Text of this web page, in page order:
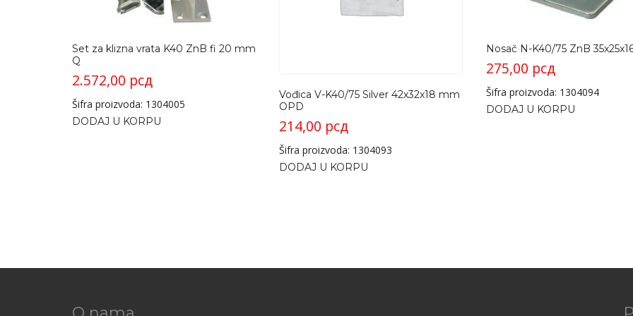
Set za klizna vrata K40 ZnB fi 20 mm
Q
2.572,00 рсд
Šifra proizvoda: 1304005
DODAJ U KORPU
Vođica V-K40/75 Silver 42x32x18 mm
OPD
214,00 рсд
Šifra proizvoda: 1304093
DODAJ U KORPU
Nosač N-K40/75 ZnB
275,00 рсд
Šifra proizvoda: 1304094
DODAJ U KORPU